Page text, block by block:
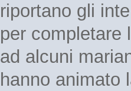
riportano gli
per completare
ad alcuni
hanno animato